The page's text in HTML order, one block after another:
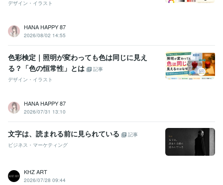
悩み相談・カウンセリング
Webデザイン
学歴
明治学院大学 2011年3月 ~ 2015年2月
デザイン・イラスト
HANA HAPPY 87
2026/08/02 14:55
色彩検定｜照明が変わっても色は同じに見え
る？「色の恒常性」とは
記事
デザイン・イラスト
HANA HAPPY 87
2026/07/31 13:10
文字は、読まれる前に見られている
記事
ビジネス・マーケティング
KHZ ART
2026/07/28 09:44